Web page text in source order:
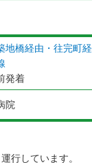
地橋経由・往完町
発着
院
行しています。